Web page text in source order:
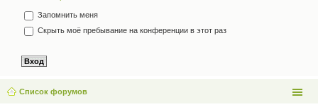
Запомнить меня
Скрыть моё пребывание на конференции в этот раз
Список форумов